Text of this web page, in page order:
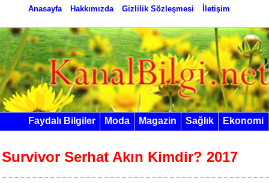
Anasayfa Hakkımızda Gizlilik Sözleşmesi İletişim
Faydalı Bilgiler Moda Magazin Sağlık Ekonomi
Survivor Serhat Akın Kimdir? 2017